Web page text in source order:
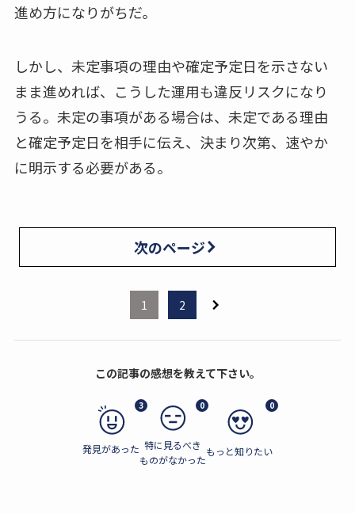
進め方になりがちだ。
しかし、未定事項の理由や確定予定日を示さない
まま進めれば、こうした運用も違反リスクになり
うる。未定の事項がある場合は、未定である理由
と確定予定日を相手に伝え、決まり次第、速やか
に明示する必要がある。
次のページ
1 2
この記事の感想を教えて下さい。
3
発見があった
0
特に見るべき
ものがなかった
0
もっと知りたい